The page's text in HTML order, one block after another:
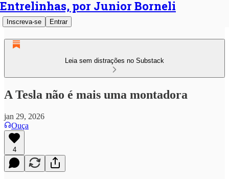
Entrelinhas, por Junior Borneli
Inscreva-se Entrar
Leia sem distrações no Substack
A Tesla não é mais uma montadora
jan 29, 2026
Ouça
4